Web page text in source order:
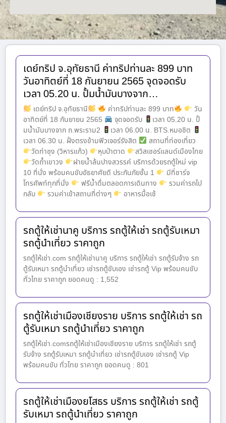
เดย์ทริป จ.อุทัยธานี ค่าทริปท่านละ 899 บาท
วันอาทิตย์ที่ 18 กันยายน 2565 จุดจอดรับ
เวลา 05.20 น. ปั้มน้ำมันบางจาก…
เดย์ทริป จ.อุทัยธานี ค่าทริปท่านละ 899 บาท
วัน
อาทิตย์ที่ 18 กันยายน 2565
จุดจอดรับ
เวลา 05.20 น. ปั้
มน้ำมันบางจาก ถ.พระราม2
เวลา 06.00 น. BTS.หมอชิต
เวลา 06.30 น. ฝั่งตรงข้ามฟิวเจอร์รังสิต
สถานที่ท่องเที่ยว
วัดท่าซุง (วิหารแก้ว)
หุบป่าตาด
สวิสเซอร์แลนด์เมืองไทย
วัดถ้ำเขาวง
ฝายน้ำล้นปางสวรรค์ บริการด้วยรถตู้ใหม่ vip
10 ที่นั่ง พร้อมคนขับอัธยาศัยดี ประกันภัยชั้น 1
มีที่ชาร์จ
โทรศัพท์ทุกที่นั่ง
ฟรีน้ำดื่มตลอดการเดินทาง
รวมค่ารถไป
กลับ
รวมค่าเข้าสถานที่ต่างๆ อาหารมื้อเช้
รถตู้ให้เช่านาคู บริการ รถตู้ให้เช่า รถตู้รับเหมา
รถตู้นำเที่ยว ราคาถูก
รถตู้ให้เช่า.com รถตู้ให้เช่านาคู บริการ รถตู้ให้เช่า รถตู้รับจ้าง รถ
ตู้รับเหมา รถตู้นำเที่ยว เช่ารถตู้ขับเอง เช่ารถตู้ Vip พร้อมคนขับ
ทั่วไทย ราคาถูก ยอดคนดู : 1,552
รถตู้ให้เช่าเมืองเชียงราย บริการ รถตู้ให้เช่า รถ
ตู้รับเหมา รถตู้นำเที่ยว ราคาถูก
รถตู้ให้เช่า.comรถตู้ให้เช่าเมืองเชียงราย บริการ รถตู้ให้เช่า รถตู้
รับจ้าง รถตู้รับเหมา รถตู้นำเที่ยว เช่ารถตู้ขับเอง เช่ารถตู้ Vip
พร้อมคนขับ ทั่วไทย ราคาถูก ยอดคนดู : 801
รถตู้ให้เช่าเมืองยโสธร บริการ รถตู้ให้เช่า รถตู้
รับเหมา รถตู้นำเที่ยว ราคาถูก